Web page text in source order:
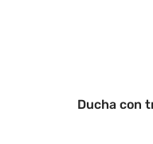
Ducha con